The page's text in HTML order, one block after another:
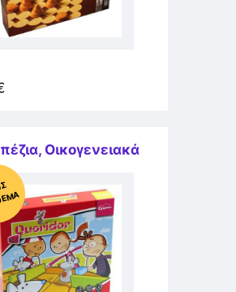
, Οικογενειακά